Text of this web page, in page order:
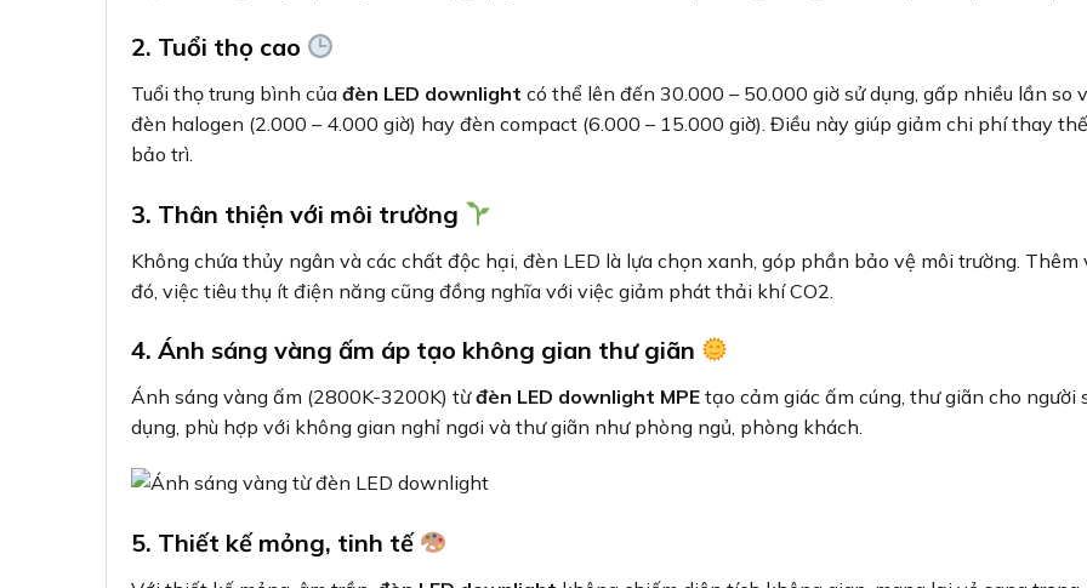
2. Tuổi thọ cao
Tuổi thọ trung bình của đèn LED downlight có thể lên đến 30.000 – 50.000 giờ sử dụng, gấp nhiều lần so
đèn halogen (2.000 – 4.000 giờ) hay đèn compact (6.000 – 15.000 giờ). Điều này giúp giảm chi phí thay
bảo trì.
3. Thân thiện với môi trường
Không chứa thủy ngân và các chất độc hại, đèn LED là lựa chọn xanh, góp phần bảo vệ môi trường. Thêm
đó, việc tiêu thụ ít điện năng cũng đồng nghĩa với việc giảm phát thải khí CO2.
4. Ánh sáng vàng ấm áp tạo không gian thư giãn
Ánh sáng vàng ấm (2800K-3200K) từđèn LED downlight MPE tạo cảm giác ấm cúng, thư giãn cho người
dụng, phù hợp với không gian nghỉ ngơi và thư giãn như phòng ngủ, phòng khách.
5. Thiết kế mỏng, tinh tế